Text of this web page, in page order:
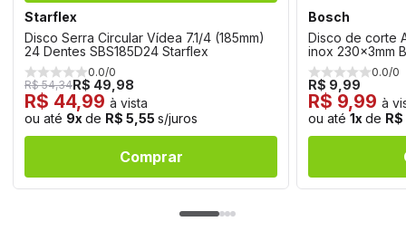
Starflex
Disco Serra Circular Vídea 7.1/4 (185mm)
24 Dentes SBS185D24 Starflex
0.0/0
R$ 54,34R$ 49,98
R$ 44,99 à vista
ou até 9x de R$ 5,55 s/juros
Comprar
Bosch
Disco de corte
inox 230x3mm
0.0/0
R$ 9,99
R$ 9,99 à
ou até 1x de